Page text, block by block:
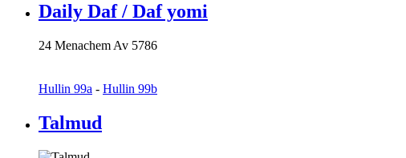
Daily Daf / Daf yomi
24 Menachem Av 5786
Hullin 99a - Hullin 99b
Talmud